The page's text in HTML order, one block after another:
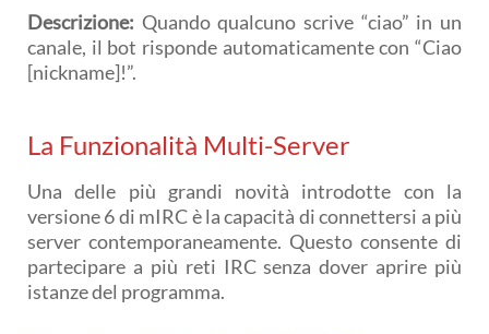
Descrizione: Quando qualcuno scrive “ciao” in un
canale, il bot risponde automaticamente con “Ciao
[nickname]!”.
La Funzionalità Multi-Server
Una delle più grandi novità introdotte con la
versione 6 di mIRC è la capacità di connettersi a più
server contemporaneamente. Questo consente di
partecipare a più reti IRC senza dover aprire più
istanze del programma.